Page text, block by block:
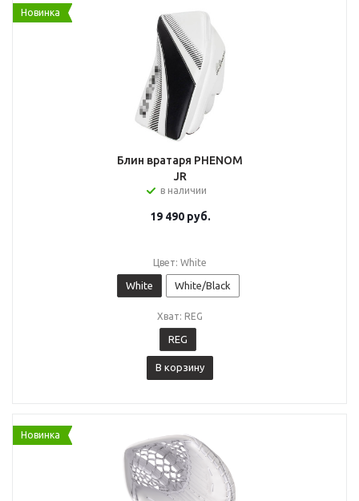
Новинка
Блин вратаря PHENOM
JR
в наличии
19 490руб.
Цвет: White
White White/Black
Хват: REG
REG
В корзину
Новинка